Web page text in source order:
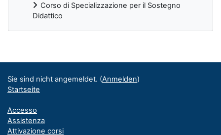
Corso di Specializzazione per il Sostegno
Didattico
Sie sind nicht angemeldet. (Anmelden)
Startseite
Accesso
Assistenza
Attivazione corsi